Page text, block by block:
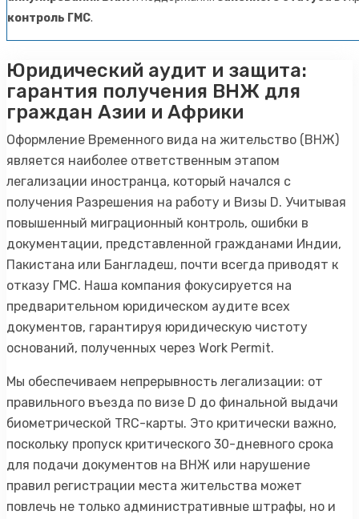
контроль ГМС.
Юридический аудит и защита:
гарантия получения ВНЖ для
граждан Азии и Африки
Оформление Временного вида на жительство (ВНЖ)
является наиболее ответственным этапом
легализации иностранца, который начался с
получения Разрешения на работу и Визы D. Учитывая
повышенный миграционный контроль, ошибки в
документации, представленной гражданами Индии,
Пакистана или Бангладеш, почти всегда приводят к
отказу ГМС. Наша компания фокусируется на
предварительном юридическом аудите всех
документов, гарантируя юридическую чистоту
оснований, полученных через Work Permit.
Мы обеспечиваем непрерывность легализации: от
правильного въезда по визе D до финальной выдачи
биометрической TRC-карты. Это критически важно,
поскольку пропуск критического 30-дневного срока
для подачи документов на ВНЖ или нарушение
правил регистрации места жительства может
повлечь не только административные штрафы, но и